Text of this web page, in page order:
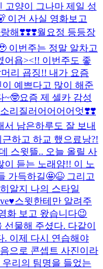
고양이 그나마 제일 성
이건 사실 영화보고
랑해❣️❣️❣️월요정 등등장
이번주는 정말 알차고
어욥><!! 이번주도 좋
리 굡징!! 내가 요즘
예쁘다고 많이 해준
~🤓요즘 제 셀카 감성
리질러어어어어엇❣️❣️
남은하루도 잘 보내
근하고 하교 했으료낭?!
스윗뜰.. 오늘 올릴 사
이 듣는 노래얌!! 이 노
가득하길🤩😆 그리고
알지 나의 스타일
스윗한테만 알려주
화 보고 왔습니다😉
물해 주셨다. 다같이
. 이제 다시 연습해야
으로 콘셉트 사진이라
리의 팀명을 들었는